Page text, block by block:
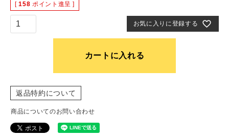
[ 158 ポイント進呈 ]
お気に入りに登録する
カートに入れる
返品特約について
商品についてのお問い合わせ